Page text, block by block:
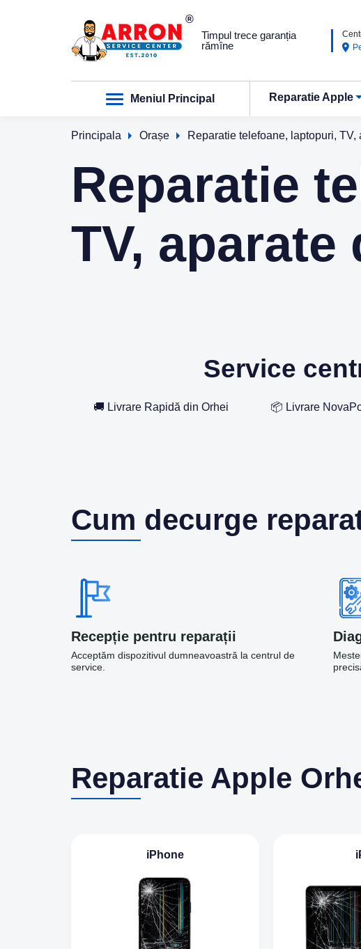
Timpul trece garanția
rămîne
Meniul Principal Reparatie Apple
Principala Orașe Reparatie telefoane, laptopuri, TV,
Reparatie
TV, aparate
Service
🚚 Livrare Rapidă din Orhei 📦 Livrare
Cum decurge
Recepție pentru reparații
Acceptăm dispozitivul dumneavoastră la centrul de
service.
Reparatie Apple
iPhone